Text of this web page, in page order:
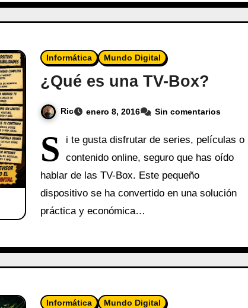
Informática Mundo Digital
¿Qué es una TV-Box?
Ric enero 8, 2016 Sin comentarios
S
i te gusta disfrutar de series, películas o
contenido online, seguro que has oído
hablar de las TV-Box. Este pequeño
dispositivo se ha convertido en una solución
práctica y económica…
Informática Mundo Digital